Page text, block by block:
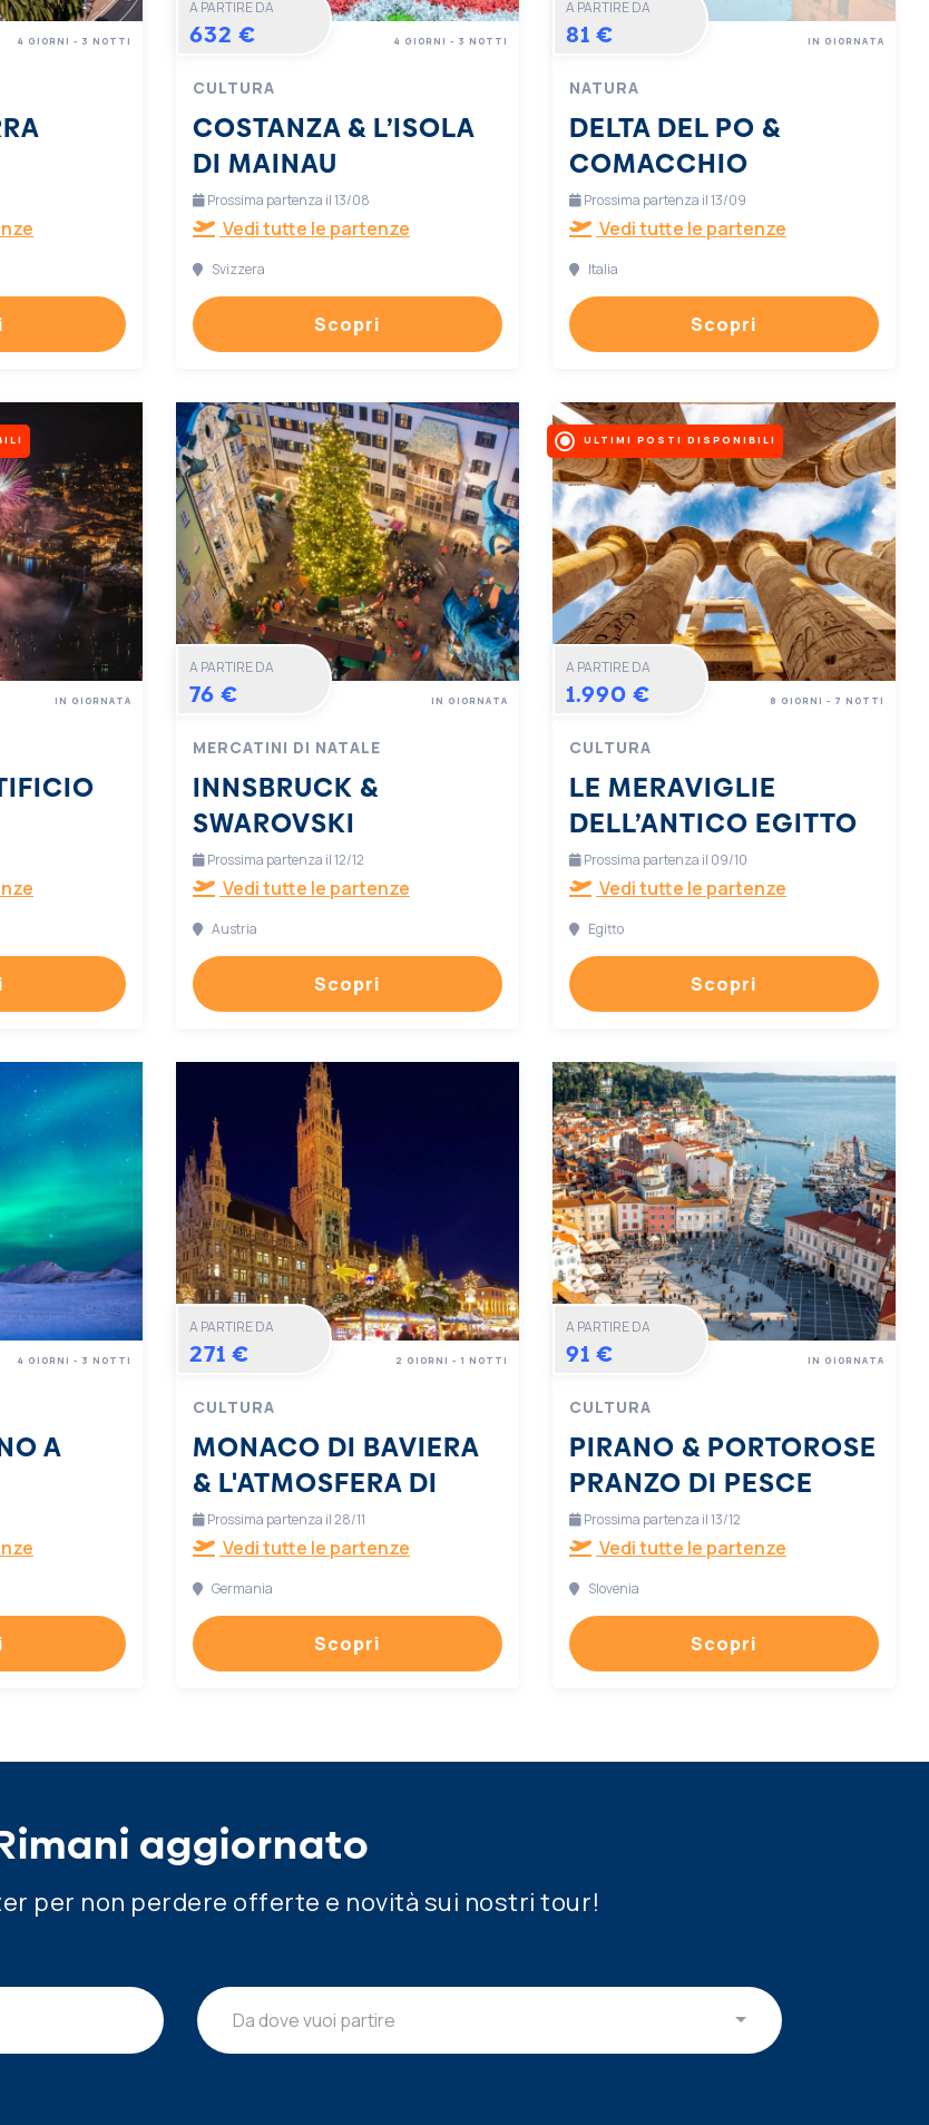
4 GIORNI - 3 NOTTI
A PARTIRE DA
632 €
CULTURA
COSTANZA & L’ISOLA
DI MAINAU
4 GIORNI - 3 NOTTI
Prossima partenza il 13/08
Vedi tutte le partenze
Svizzera
Scopri
A PARTIRE DA
81 €
NATURA
DELTA DEL PO &
COMACCHIO
IN GIORNATA
Prossima partenza il 13/09
Vedi tutte le partenze
Italia
Scopri
IN GIORNATA
A PARTIRE DA
76 €
MERCATINI DI NATALE
INNSBRUCK &
SWAROVSKI
IN GIORNATA
Prossima partenza il 12/12
Vedi tutte le partenze
Austria
Scopri
ULTIMI POSTI DISPONIBILI
A PARTIRE DA
1.990 €
CULTURA
LE MERAVIGLIE
DELL’ANTICO EGITTO
8 GIORNI - 7 NOTTI
Prossima partenza il 09/10
Vedi tutte le partenze
Egitto
Scopri
A
4 GIORNI - 3 NOTTI
A PARTIRE DA
271 €
CULTURA
MONACO DI BAVIERA
& L'ATMOSFERA DI
NATALE
2 GIORNI - 1 NOTTI
Prossima partenza il 28/11
Vedi tutte le partenze
Germania
Scopri
A PARTIRE DA
91 €
CULTURA
PIRANO & PORTOROSE
PRANZO DI PESCE
IN GIORNATA
Prossima partenza il 13/12
Vedi tutte le partenze
Slovenia
Scopri
aggiornato
per non perdere offerte e novità sui nostri tour!
Da dove vuoi partire